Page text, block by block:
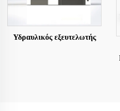
Υδραυλικός εξευτελωτής